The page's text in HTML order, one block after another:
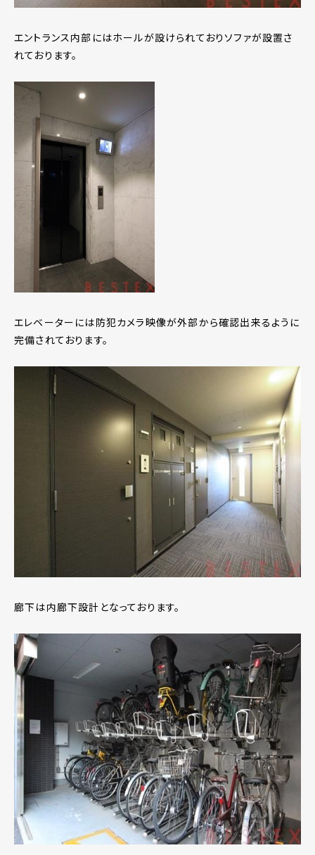
エントランス内部にはホールが設けられておりソファが設置さ
れております。
エレベーターには防犯カメラ映像が外部から確認出来るように
完備されております。
廊下は内廊下設計となっております。